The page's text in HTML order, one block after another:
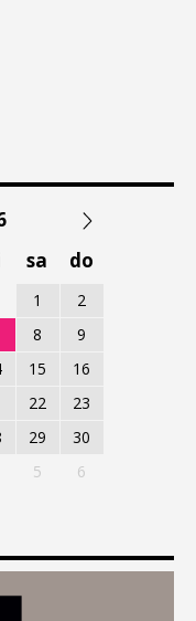
sa do
1
2
8
9
15
16
22
23
29
30
5 6